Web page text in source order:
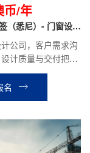
币/年
（悉尼）- 门窗设计
公司，客户需求沟
计质量与交付把控
支持。门窗幕墙公
，在大的设计装修
优先
名